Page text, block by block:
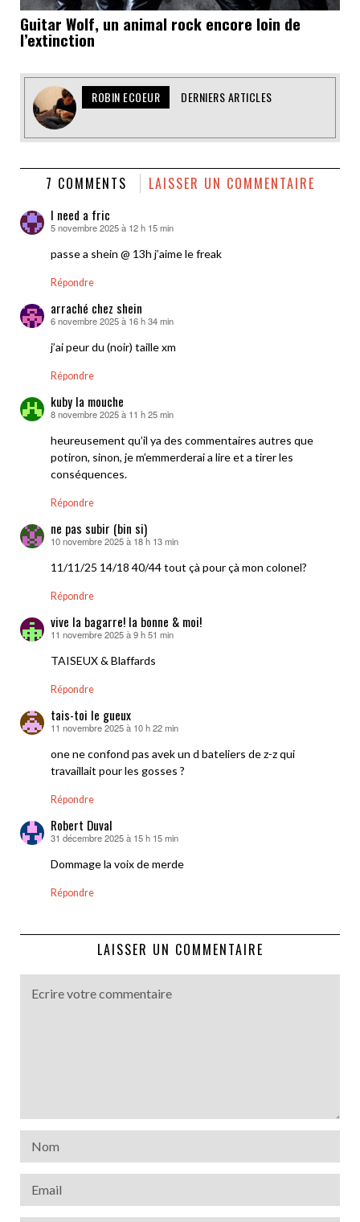
Guitar Wolf, un animal rock encore loin de
l’extinction
ROBIN ECOEUR DERNIERS ARTICLES
7 COMMENTS LAISSER UN COMMENTAIRE
I need a fric
dit :
5 novembre 2025 à 12 h 15 min
passe a shein @ 13h j’aime le freak
Répondre
arraché chez shein
dit :
6 novembre 2025 à 16 h 34 min
j’ai peur du (noir) taille xm
Répondre
kuby la mouche
dit :
8 novembre 2025 à 11 h 25 min
heureusement qu’il ya des commentaires autres que
potiron, sinon, je m’emmerderai a lire et a tirer les
conséquences.
Répondre
ne pas subir (bin si)
dit :
10 novembre 2025 à 18 h 13 min
11/11/25 14/18 40/44 tout çà pour çà mon colonel?
Répondre
vive la bagarre! la bonne & moi!
dit :
11 novembre 2025 à 9 h 51 min
TAISEUX & Blaffards
Répondre
tais-toi le gueux
dit :
11 novembre 2025 à 10 h 22 min
one ne confond pas avek un d bateliers de z-z qui
travaillait pour les gosses ?
Répondre
Robert Duval
dit :
31 décembre 2025 à 15 h 15 min
Dommage la voix de merde
Répondre
LAISSER UN COMMENTAIRE